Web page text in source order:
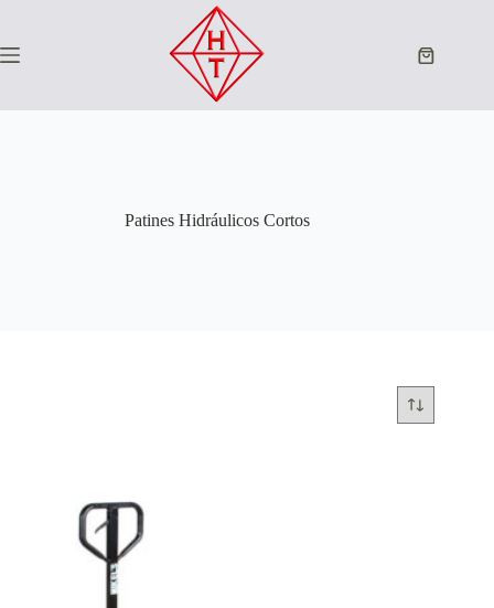
contenido
Carro
Patines Hidráulicos Cortos